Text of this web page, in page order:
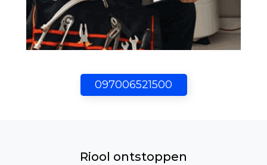
097006521500
Riool ontstoppen